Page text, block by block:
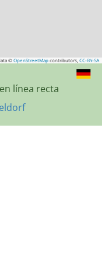
© OpenStreetMap contributors, CC-BY-SA
línea recta